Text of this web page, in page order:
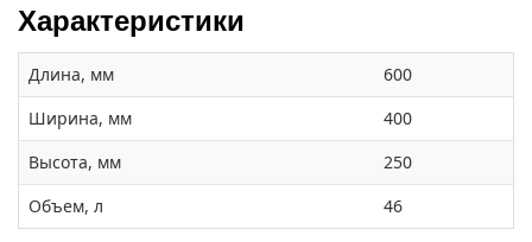
Характеристики
Длина, мм
600
Ширина, мм
400
Высота, мм
250
Объем, л
46